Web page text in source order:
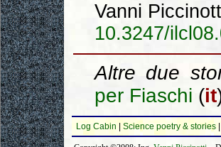
Vanni
10.3247/
Altre due
per Fiaschi (it
Log Cabin Science poetry & stories